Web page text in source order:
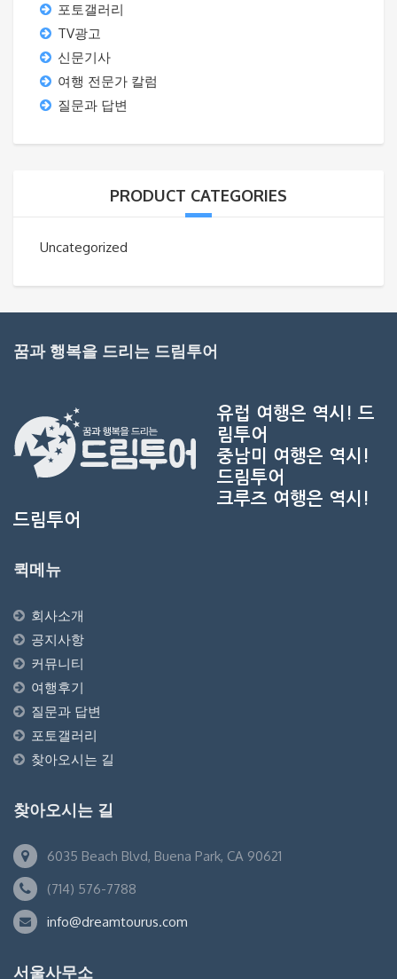
포토갤러리
TV광고
신문기사
여행 전문가 칼럼
질문과 답변
PRODUCT CATEGORIES
Uncategorized
꿈과 행복을 드리는 드림투어
유럽 여행은 역시! 드
림투어
중남미 여행은 역시!
드림투어
크루즈 여행은 역시!
드림투어
퀵메뉴
회사소개
공지사항
커뮤니티
여행후기
질문과 답변
포토갤러리
찾아오시는 길
찾아오시는 길
6035 Beach Blvd, Buena Park, CA 90621
(714) 576-7788
info@dreamtourus.com
서울사무소